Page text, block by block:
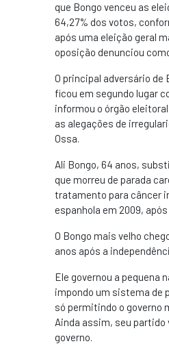
que Bongo venceu as
64,27% dos votos,
após uma eleição geral
oposição denunciou
O principal adversário de
ficou em segundo lugar
informou o órgão
as alegações de
Ossa.
Ali Bongo, 64 anos,
que morreu de parada
tratamento para câncer
espanhola em 2009,
O Bongo mais velho
anos após a
Ele governou a pequena
impondo um sistema de
só permitindo o governo
Ainda assim, seu
governo.